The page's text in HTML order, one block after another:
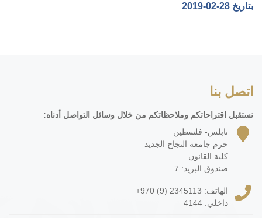
بتاريخ ‎2019-02-28‏
اتصل بنا
نستقبل اقتراحاتكم وملاحظاتكم من خلال وسائل التواصل أدناه:
نابلس- فلسطين
حرم جامعة النجاح الجديد
كلية القانون
صندوق البريد: 7
الهاتف: +970 (9) 2345113
داخلي: 4144